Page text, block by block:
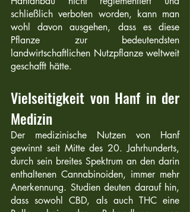
schließlich verboten worden, kann man
wohl davon ausgehen, dass es diese
Pflanze zur bedeutendsten
landwirtschaftlichen Nutzpflanze weltweit
geschafft hätte.
Vielseitigkeit von Hanf in der
Medizin
Der medizinische Nutzen von Hanf
gewinnt seit Mitte des 20. Jahrhunderts,
durch sein breites Spektrum an den darin
enthaltenen Cannabinoiden, immer mehr
Anerkennung. Studien deuten darauf hin,
dass sowohl CBD, als auch THC eine